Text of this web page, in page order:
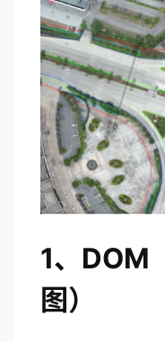
1、DOM
图）